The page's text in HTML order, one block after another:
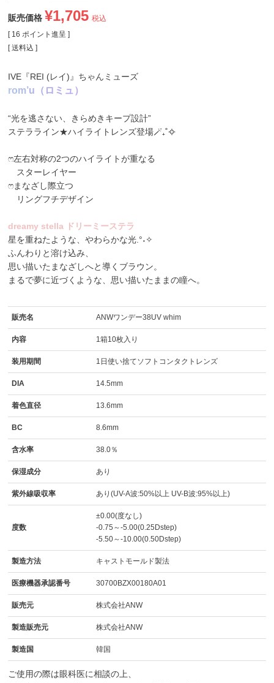
販売価格 ¥1,705 税込
[ 16 ポイント進呈 ]
送料込
IVE『REI (レイ)』ちゃんミューズ
rom’u （ ロ ミ ュ）
“光を逃さない、きらめきキープ設計”
ステラライン★ハイライトレンズ登場🪄︎︎₊˚✧
ෆ左右対称の2つのハイライトが重なる
スターレイヤー
ෆまなざし際立つ
リングフチデザイン
dreamy stella ドリーミーステラ
星を重ねたような、やわらかな光.°˖✧
ふんわりと溶け込み、
思い描いたまなざしへと導くブラウン。
まるで夢に近づくような、思い描いたままの瞳へ。
販売名 ANWワンデー38UV whim
内容 1箱10枚入り
装用期間 1日使い捨てソフトコンタクトレンズ
DIA 14.5mm
着色直径 13.6mm
BC 8.6mm
含水率 38.0％
保湿成分 あり
紫外線吸収率 あり(UV-A波:50%以上 UV-B波:95%以上)
度数
±0.00(度なし)
-0.75～-5.00(0.25Dstep)
-5.50～-10.00(0.50Dstep)
製造方法 キャストモールド製法
医療機器承認番号 30700BZX00180A01
販売元 株式会社ANW
製造販売元 株式会社ANW
製造国 韓国
ご使用の際は眼科医に相談の上、